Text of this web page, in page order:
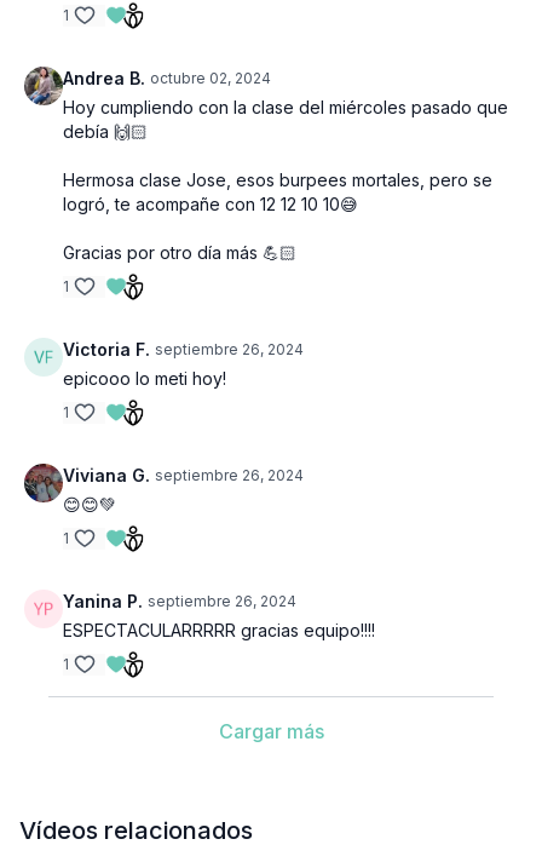
1
Andrea B. octubre 02, 2024
Hoy cumpliendo con la clase del miércoles pasado que
debía 🙌🏻
Hermosa clase Jose, esos burpees mortales, pero se
logró, te acompañe con 12 12 10 10😅
Gracias por otro día más 💪🏻
1
Victoria F. septiembre 26, 2024
epicooo lo meti hoy!
1
Viviana G. septiembre 26, 2024
😊😊💚
1
Yanina P. septiembre 26, 2024
ESPECTACULARRRRR gracias equipo!!!!
1
Cargar más
Vídeos relacionados